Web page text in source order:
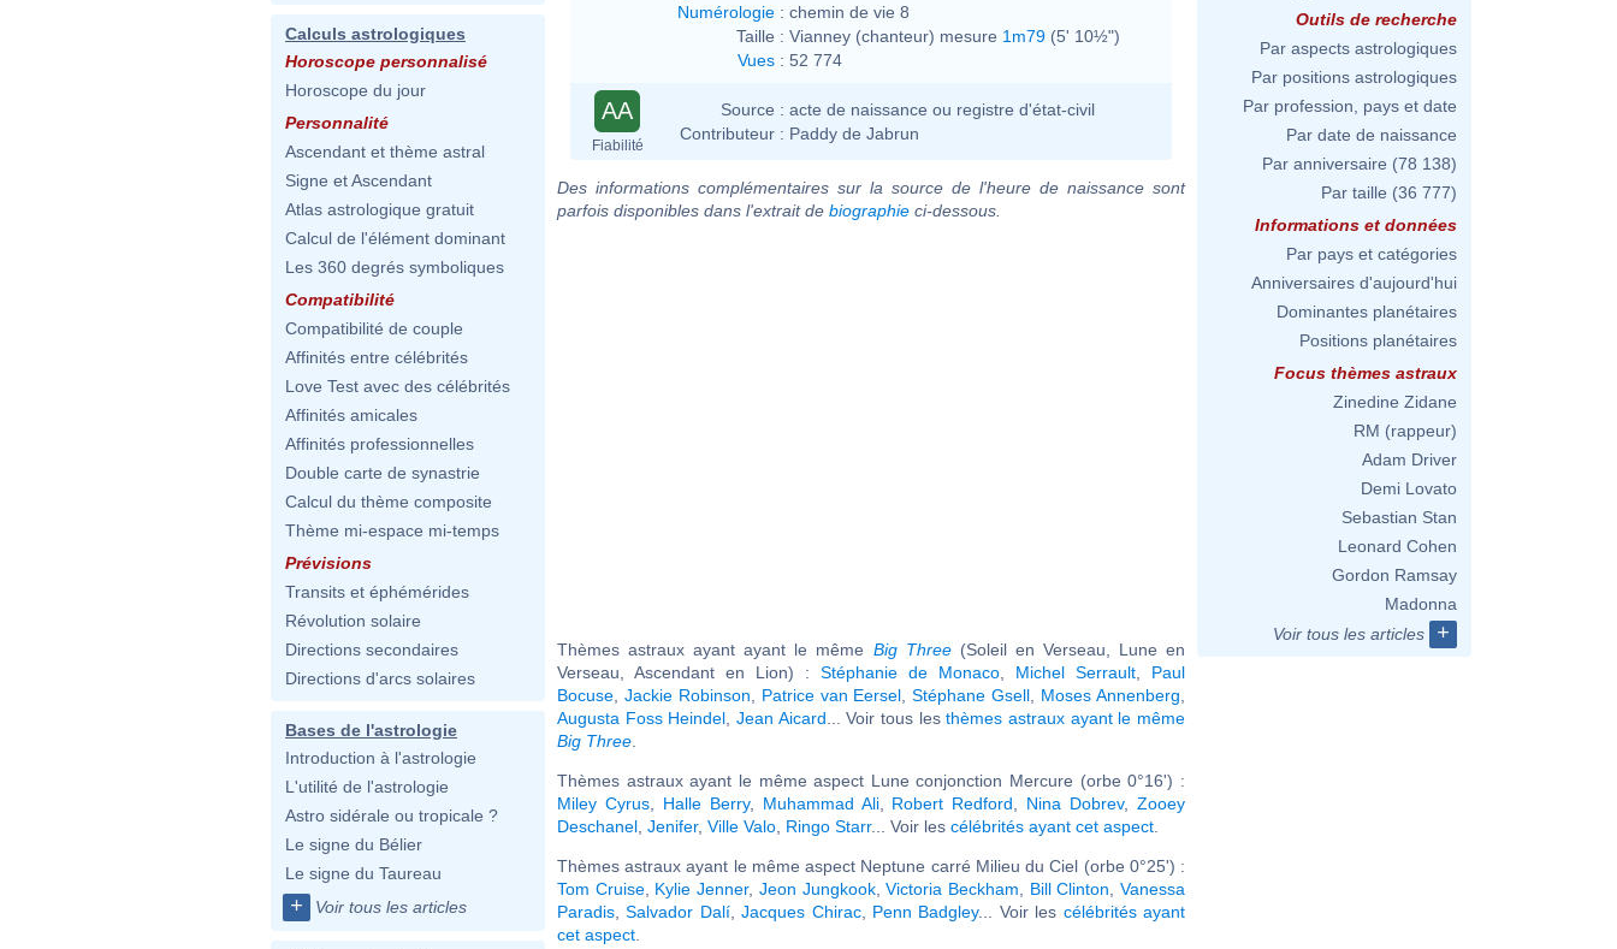
Calculs astrologiques
Horoscope personnalisé
Horoscope du jour
Personnalité
Ascendant et thème astral
Signe et Ascendant
Atlas astrologique gratuit
Calcul de l'élément dominant
Les 360 degrés symboliques
Compatibilité
Compatibilité de couple
Affinités entre célébrités
Love Test avec des célébrités
Affinités amicales
Affinités professionnelles
Double carte de synastrie
Calcul du thème composite
Thème mi-espace mi-temps
Prévisions
Transits et éphémérides
Révolution solaire
Directions secondaires
Directions d'arcs solaires
Bases de l'astrologie
Introduction à l'astrologie
L'utilité de l'astrologie
Astro sidérale ou tropicale ?
Le signe du Bélier
Le signe du Taureau
+ Voir tous les articles
Numérologie : chemin de vie 8
Taille : Vianney (chanteur) mesure 1m79 (5' 10½")
Vues : 52 774
AA
Fiabilité
Source : acte de naissance ou registre d'état-civil
Contributeur : Paddy de Jabrun
Des informations complémentaires sur la source de l'heure de naissance sont
parfois disponibles dans l'extrait de biographie ci-dessous.
Thèmes astraux ayant ayant le même Big Three(Soleil en Verseau, Lune en
Verseau, Ascendant en Lion) : Stéphanie de Monaco Michel Serrault
Paul
Bocuse Jackie Robinson Patrice van Eersel ,Stéphane Gsell Moses Annenberg
Augusta Foss Heindel ,Jean Aicard ... Voir tous lesthèmes astraux ayant le même
Big Three
Thèmes astraux ayant le même aspect Lune conjonction Mercure (orbe 0°16') :
Miley Cyrus, Halle Berry, Muhammad Ali, Robert Redford Nina Dobrev,Zooey
Deschanel Jenifer, Ville Valo Ringo Starr... Voir les célébrités ayant cet aspect
Thèmes astraux ayant le même aspect Neptune carré Milieu du Ciel (orbe 0°25') :
Tom Cruise, Kylie Jenner, Jeon Jungkook,Victoria Beckham Bill Clinton ,Vanessa
Paradis ,Salvador Dalí,Jacques Chirac, Penn Badgley... Voir les célébrités ayant
cet aspect
Outils de recherche
Par aspects astrologiques
Par positions astrologiques
Par profession, pays et date
Par date de naissance
Par anniversaire (78 138)
Par taille (36 777)
Informations et données
Par pays et catégories
Anniversaires d'aujourd'hui
Dominantes planétaires
Positions planétaires
Focus thèmes astraux
Zinedine Zidane
RM (rappeur)
Adam Driver
Demi Lovato
Sebastian Stan
Leonard Cohen
Gordon Ramsay
Madonna
Voir tous les articles
+